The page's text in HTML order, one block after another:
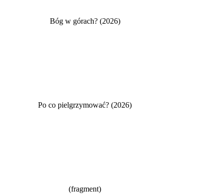
Bóg w górach? (2026)
Po co pielgrzymować? (2026)
(fragment)